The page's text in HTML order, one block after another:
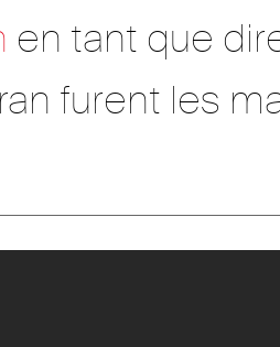
en tant que
furent les